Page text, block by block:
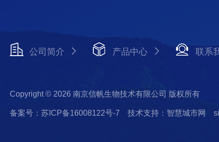
公司简介 产品中心 联系
Copyright © 2026 南京信帆生物技术有限公司 版权所有
备案号：苏ICP备16008122号-7 技术支持：智慧城市网